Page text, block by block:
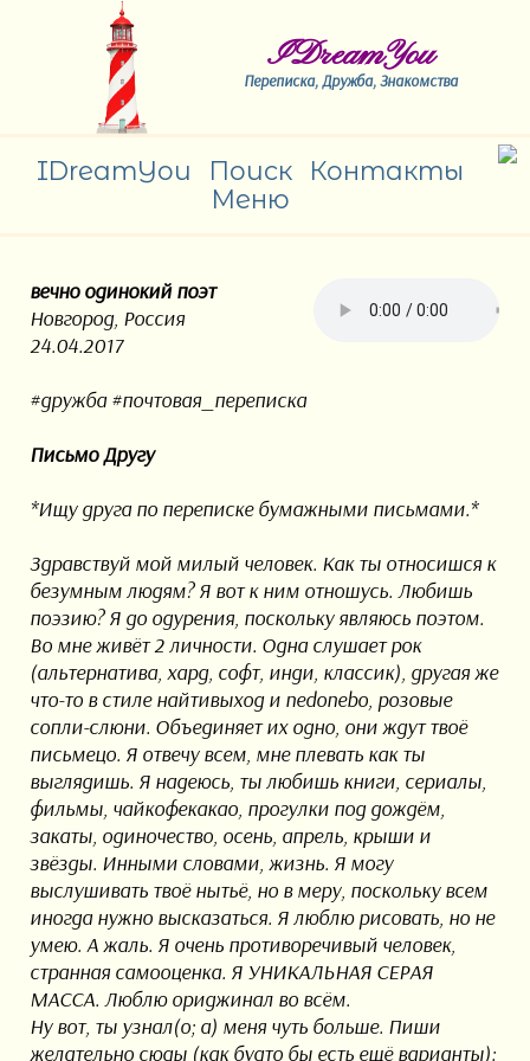
IDreamYou
Переписка, Дружба, Знакомства
IDreamYou Поиск
Контакты
Меню
вечно одинокий поэт
Новгород, Россия
24.04.2017
#дружба #почтовая_переписка
Письмо Другу
*Ищу друга по переписке бумажными письмами.*
Здравствуй мой милый человек. Как ты относишся к
безумным людям? Я вот к ним отношусь. Любишь
поэзию? Я до одурения, поскольку являюсь поэтом.
Во мне живёт 2 личности. Одна слушает рок
(альтернатива, хард, софт, инди, классик), другая же
что-то в стиле найтивыход и nedonebo, розовые
сопли-слюни. Объединяет их одно, они ждут твоё
письмецо. Я отвечу всем, мне плевать как ты
выглядишь. Я надеюсь, ты любишь книги, сериалы,
фильмы, чайкофекакао, прогулки под дождём,
закаты, одиночество, осень, апрель, крыши и
звёзды. Инными словами, жизнь. Я могу
выслушивать твоё нытьё, но в меру, поскольку всем
иногда нужно высказаться. Я люблю рисовать, но не
умею. А жаль. Я очень противоречивый человек,
странная самооценка. Я УНИКАЛЬНАЯ СЕРАЯ
МАССА. Люблю ориджинал во всём.
Ну вот, ты узнал(о; а) меня чуть больше. Пиши
желательно сюды (как будто бы есть ещё варианты):